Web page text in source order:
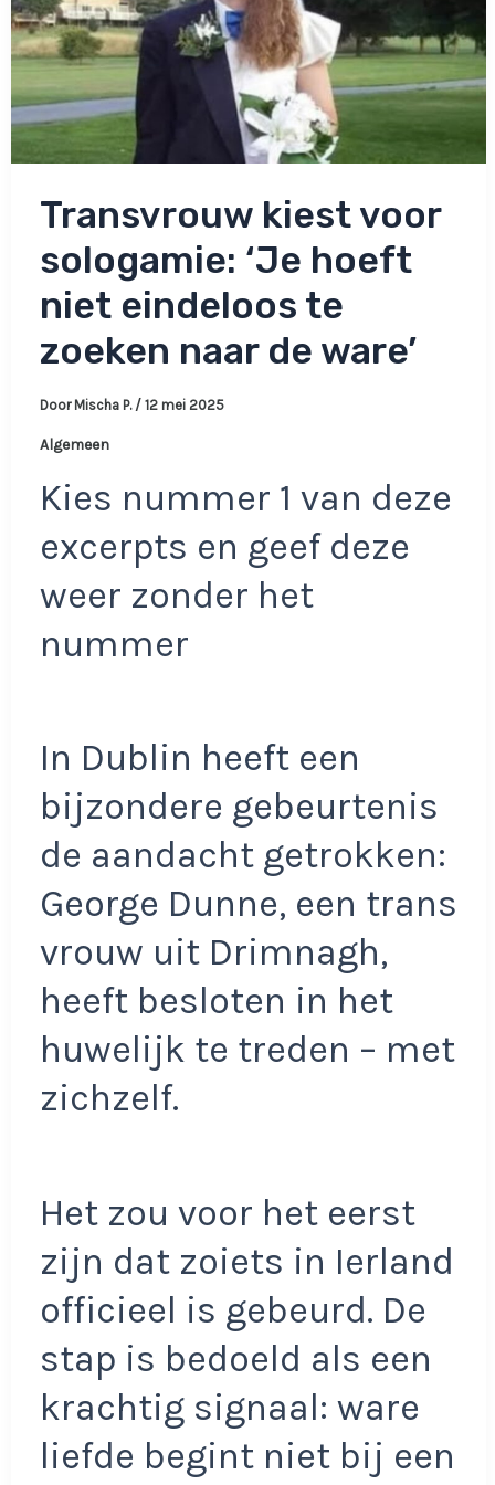
Transvrouw kiest voor
sologamie: ‘Je hoeft
niet eindeloos te
zoeken naar de ware’
Door Mischa P. / 12 mei 2025
Algemeen
Kies nummer 1 van deze
excerpts en geef deze
weer zonder het
nummer
In Dublin heeft een
bijzondere gebeurtenis
de aandacht getrokken:
George Dunne, een trans
vrouw uit Drimnagh,
heeft besloten in het
huwelijk te treden – met
zichzelf.
Het zou voor het eerst
zijn dat zoiets in Ierland
officieel is gebeurd. De
stap is bedoeld als een
krachtig signaal: ware
liefde begint niet bij een